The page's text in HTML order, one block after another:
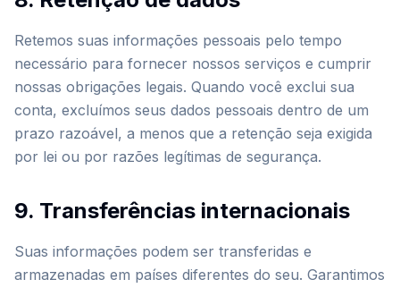
Retemos suas informações pessoais pelo tempo
necessário para fornecer nossos serviços e cumprir
nossas obrigações legais. Quando você exclui sua
conta, excluímos seus dados pessoais dentro de um
prazo razoável, a menos que a retenção seja exigida
por lei ou por razões legítimas de segurança.
9. Transferências internacionais
Suas informações podem ser transferidas e
armazenadas em países diferentes do seu. Garantimos